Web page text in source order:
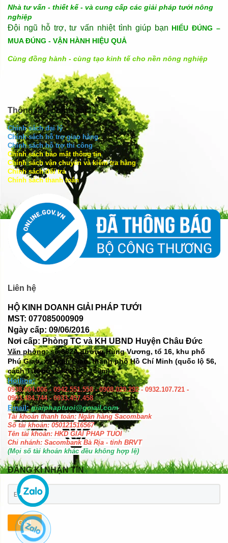
Nhà tư vấn - thiết kế - và cung cấp các giải pháp tưới nông
nghiệp
Đội ngũ hỗ trợ, tư vấn nhiệt tình giúp bạn HIỂU ĐÚNG –
MUA ĐÚNG - VẬN HÀNH HIỆU QUẢ
Cùng đồng hành - cùng tạo kinh tế cho nền nông nghiệp
Thông tin - chính sách
Chính sách đại lý
Chính sách hỗ trợ giao hàng
Chính sách hỗ trợ thi công
Chính sách bảo mật thông tin
Chính sách vận chuyển và kiểm tra hàng
Chính sách đổi trả
Chính sách thanh toán
Liên hệ
HỘ KINH DOANH GIẢI PHÁP TƯỚI
MST: 077085000909
Ngày cấp: 09/06/2016
Nơi cấp: Phòng TC và KH UBND Huyện Châu Đức
Văn phòng: số382A đường Hùng Vương, tổ 16, khu phố
Phú Giao, xã Ngãi Giao, thành phố Hồ Chí Minh (quốc lộ 56,
cách Tượng đài Liệt Sĩ 100m)
Hotline:
0938.004.006 - 0942.551.558 - 0908.029.292 - 0932.107.721 -
0903.484.744 - 0933.457.458
Email: giaiphaptuoi@gmail.com
Tài khoản thanh toán: Ngân hàng Sacombank
Số tài khoản: 050121516567
Tên tài khoản: HKD GIAI PHAP TUOI
Chi nhánh: Sacombank Bà Rịa - tỉnh BRVT
(Mọi số tài khoản khác đều không hợp lệ)
ĐĂNG KÍ NHẬN TIN
GỬI